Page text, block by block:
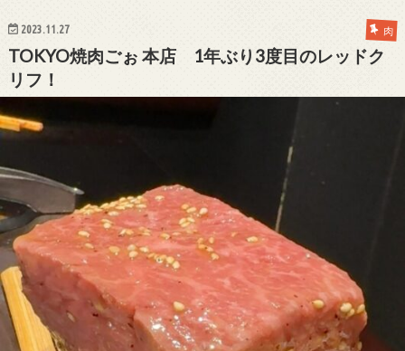
2023.11.27 肉
TOKYO焼肉ごぉ 本店 1年ぶり3度目のレッドク
リフ！